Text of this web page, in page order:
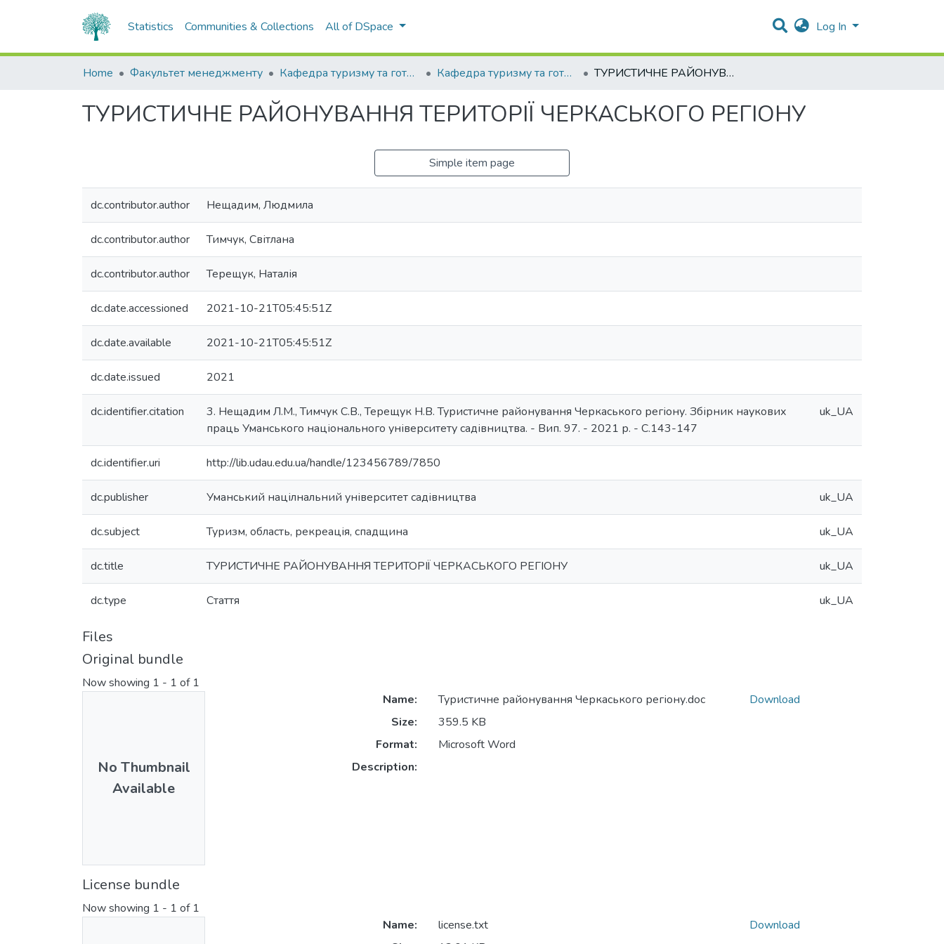
Statistics Communities & Collections All of DSpace Log In
Home Факультет менеджменту Кафедра туризму та готельно-ресторанної справи Кафедра туризму та готельно-ресторанної справи ТУРИСТИЧНЕ РАЙОНУВАННЯ ТЕРИТОРІЇ ЧЕРКАСЬКОГО РЕГІОНУ
ТУРИСТИЧНЕ РАЙОНУВАННЯ ТЕРИТОРІЇ ЧЕРКАСЬКОГО РЕГІОНУ
Simple item page
dc.contributor.author Нещадим, Людмила
dc.contributor.author Тимчук, Світлана
dc.contributor.author Терещук, Наталія
dc.date.accessioned 2021-10-21T05:45:51Z
dc.date.available 2021-10-21T05:45:51Z
dc.date.issued 2021
dc.identifier.citation
3. Нещадим Л.М., Тимчук С.В., Терещук Н.В. Туристичне районування Черкаського регіону. Збірник наукових
праць Уманського національного університету садівництва. - Вип. 97. - 2021 р. - С.143-147
uk_UA
dc.identifier.uri http://lib.udau.edu.ua/handle/123456789/7850
dc.publisher Уманський націлнальний університет садівництва uk_UA
dc.subject Туризм, область, рекреація, спадщина uk_UA
dc.title ТУРИСТИЧНЕ РАЙОНУВАННЯ ТЕРИТОРІЇ ЧЕРКАСЬКОГО РЕГІОНУ uk_UA
dc.type Стаття uk_UA
Files
Original bundle
Now showing 1 - 1 of 1
No Thumbnail
Available
Name:
Туристичне районування Черкаського регіону.doc
Size:
359.5 KB
Format:
Microsoft Word
Description:
Download
License bundle
Now showing 1 - 1 of 1
Name:
license.txt
Download